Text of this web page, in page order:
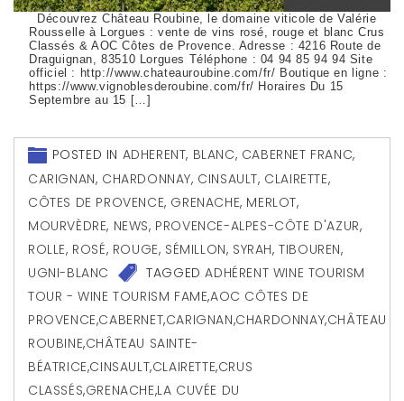
Découvrez Château Roubine, le domaine viticole de Valérie
Rousselle à Lorgues : vente de vins rosé, rouge et blanc Crus
Classés & AOC Côtes de Provence. Adresse : 4216 Route de
Draguignan, 83510 Lorgues Téléphone : 04 94 85 94 94 Site
officiel : http://www.chateauroubine.com/fr/ Boutique en ligne :
https://www.vignoblesderoubine.com/fr/ Horaires Du 15
Septembre au 15 […]
POSTED IN ADHERENT, BLANC, CABERNET FRANC,
CARIGNAN, CHARDONNAY, CINSAULT, CLAIRETTE,
CÔTES DE PROVENCE, GRENACHE, MERLOT,
MOURVÈDRE, NEWS, PROVENCE-ALPES-CÔTE D'AZUR,
ROLLE, ROSÉ, ROUGE, SÉMILLON, SYRAH,TIBOUREN,
UGNI-BLANC
TAGGEDADHÉRENT WINE TOURISM
TOUR - WINE TOURISM FAME,AOC CÔTES DE
PROVENCE,CABERNET,CARIGNAN,CHARDONNAY,CHÂTEAU
ROUBINE,CHÂTEAU SAINTE-
BÉATRICE,CINSAULT,CLAIRETTE,CRUS
CLASSÉS,GRENACHE,LA CUVÉE DU